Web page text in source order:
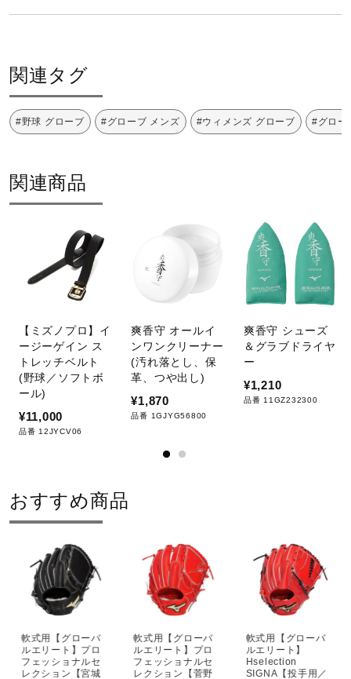
関連タグ
#野球 グローブ #グローブ メンズ #ウィメンズ グローブ #グロー
関連商品
【ミズノプロ】イ
ージーゲイン ス
トレッチベルト
(野球／ソフトボ
ール)
¥11,000
品番 12JYCV06
爽香守 オールイ
ンワンクリーナー
(汚れ落とし、保
革、つや出し)
¥1,870
品番 1GJYG56800
爽香守 シューズ
＆グラブドライヤ
ー
¥1,210
品番 11GZ232300
おすすめ商品
軟式用【グローバ
ルエリート】プロ
フェッショナルセ
レクション【宮城
軟式用【グローバ
ルエリート】プロ
フェッショナルセ
レクション【菅野
軟式用【グローバ
ルエリート】
Hselection
SIGNA【投手用／